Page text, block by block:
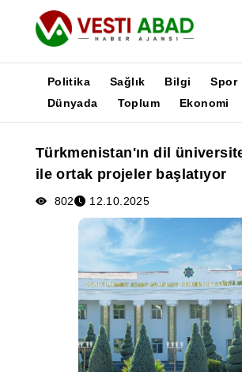
Yayınlar
Medya
Poster
Politika Sağlık Bilgi Spor
Dünyada
Toplum Ekonomi
Türkmenistan'ın dil
ile ortak projeler başlatıyor
802 12.10.2025